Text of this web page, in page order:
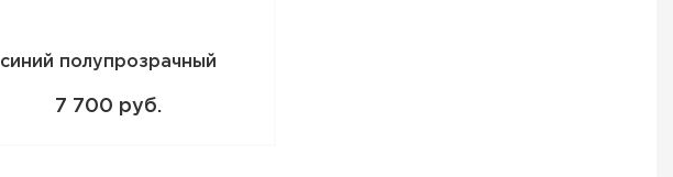
синий полупрозрачный
7 700 руб.